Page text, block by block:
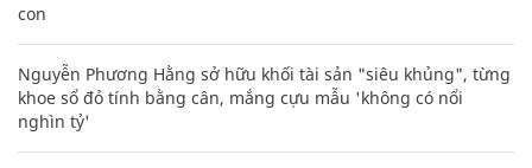
con
Nguyễn Phương Hằng sở hữu khối tài sản "siêu khủng", từng
khoe sổ đỏ tính bằng cân, mắng cựu mẫu 'không có nổi
nghìn tỷ'